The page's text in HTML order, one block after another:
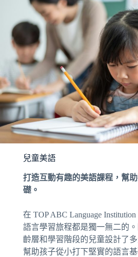
兒童美語
打造互動有趣的美語課程，幫
礎。
在 TOP ABC Language
語言學習旅程都是獨一無二的
齡層和學習階段的兒童設計了
幫助孩子從小打下堅實的語言